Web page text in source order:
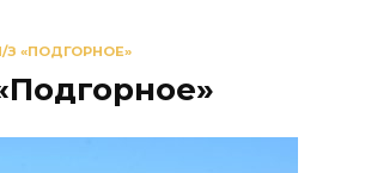
З «ПОДГОРНОЕ»